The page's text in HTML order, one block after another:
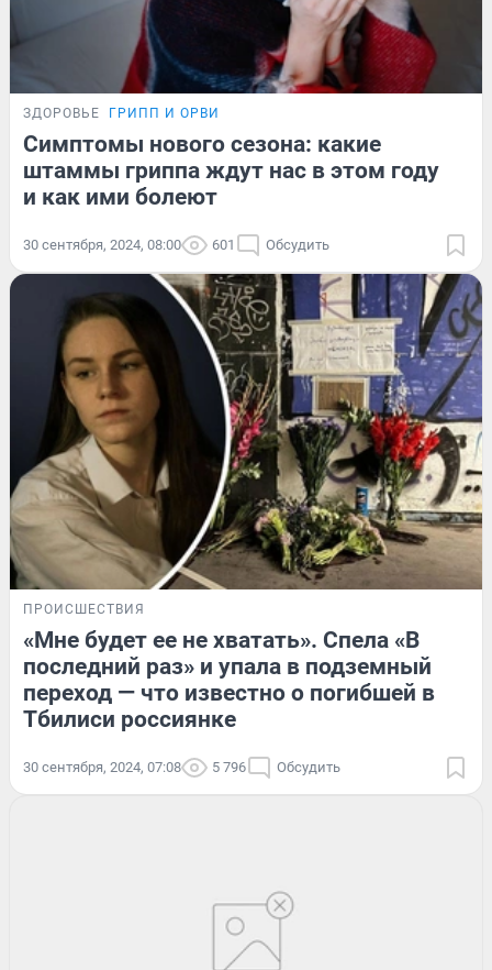
ЗДОРОВЬЕ ГРИПП И ОРВИ
Симптомы нового сезона: какие
штаммы гриппа ждут нас в этом году
и как ими болеют
30 сентября, 2024, 08:00 601 Обсудить
ПРОИСШЕСТВИЯ
«Мне будет ее не хватать». Спела «В
последний раз» и упала в подземный
переход — что известно о погибшей в
Тбилиси россиянке
30 сентября, 2024, 07:08 5 796 Обсудить